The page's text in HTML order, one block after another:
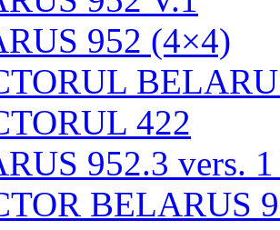
952 (4×4)
422
952.3 vers.
BELARUS